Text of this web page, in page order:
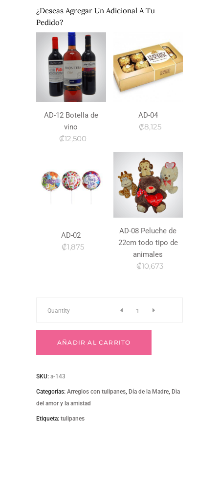
¿Deseas Agregar Un Adicional A Tu
Pedido?
AD-12 Botella de
vino
₡12,500
AD-04
₡8,125
AD-02
₡1,875
AD-08 Peluche de
22cm todo tipo de
animales
₡10,673
a-
Quantity
AÑADIR AL CARRITO
SKU: a-143
Categorías: Arreglos con tulipanes, Día de la Madre, Dìa
del amor y la amistad
Etiqueta: tulipanes